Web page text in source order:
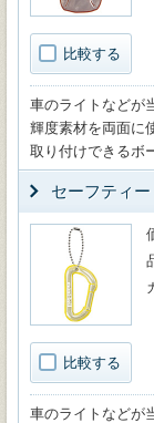
比較する
車のライトなどが
輝度素材を両面に
取り付けできるボ
セーフティ
比較する
車のライトなどが